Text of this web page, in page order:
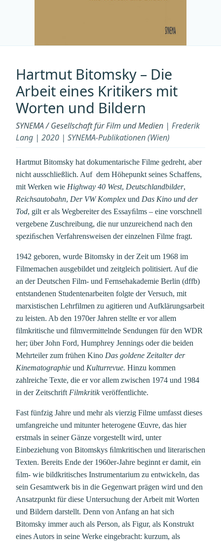
Hartmut Bitomsky – Die
Arbeit eines Kritikers mit
Worten und Bildern
SYNEMA / Gesellschaft für Film und Medien | Frederik
Lang | 2020 | SYNEMA-Publikationen (Wien)
Hartmut Bitomsky hat dokumentarische Filme gedreht, aber
nicht ausschließlich. Auf dem Höhepunkt seines Schaffens,
mit Werken wie Highway 40 West, Deutschlandbilder,
Reichsautobahn, Der VW Komplex und Das Kino und der
Tod, gilt er als Wegbereiter des Essayﬁlms – eine vorschnell
vergebene Zuschreibung, die nur unzureichend nach den
speziﬁschen Verfahrensweisen der einzelnen Filme fragt.
1942 geboren, wurde Bitomsky in der Zeit um 1968 im
Filmemachen ausgebildet und zeitgleich politisiert. Auf die
an der Deutschen Film- und Fernsehakademie Berlin (dffb)
entstandenen Studentenarbeiten folgte der Versuch, mit
marxistischen Lehrfilmen zu agitieren und Aufklärungsarbeit
zu leisten. Ab den 1970er Jahren stellte er vor allem
filmkritische und filmvermittelnde Sendungen für den WDR
her; über John Ford, Humphrey Jennings oder die beiden
Mehrteiler zum frühen Kino Das goldene Zeitalter der
Kinematographie und Kulturrevue. Hinzu kommen
zahlreiche Texte, die er vor allem zwischen 1974 und 1984
in der Zeitschrift Filmkritikveröffentlichte.
Fast fünfzig Jahre und mehr als vierzig Filme umfasst dieses
umfangreiche und mitunter heterogene Œuvre, das hier
erstmals in seiner Gänze vorgestellt wird, unter
Einbeziehung von Bitomskys ﬁlmkritischen und literarischen
Texten. Bereits Ende der 1960er-Jahre beginnt er damit, ein
ﬁlm- wie bildkritisches Instrumentarium zu entwickeln, das
sein Gesamtwerk bis in die Gegenwart prägen wird und den
Ansatzpunkt für diese Untersuchung der Arbeit mit Worten
und Bildern darstellt. Denn von Anfang an hat sich
Bitomsky immer auch als Person, als Figur, als Konstrukt
eines Autors in seine Werke eingebracht: kurzum, als